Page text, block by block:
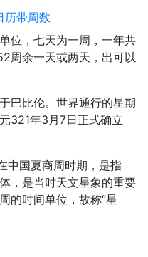
历带周数
位，七天为一周，一年共
周余一天或两天，出可以
巴比伦。世界通行的星期
321年3月7日正式确立
中国夏商周时期，是指
，是当时天文星象的重要
的时间单位，故称“星